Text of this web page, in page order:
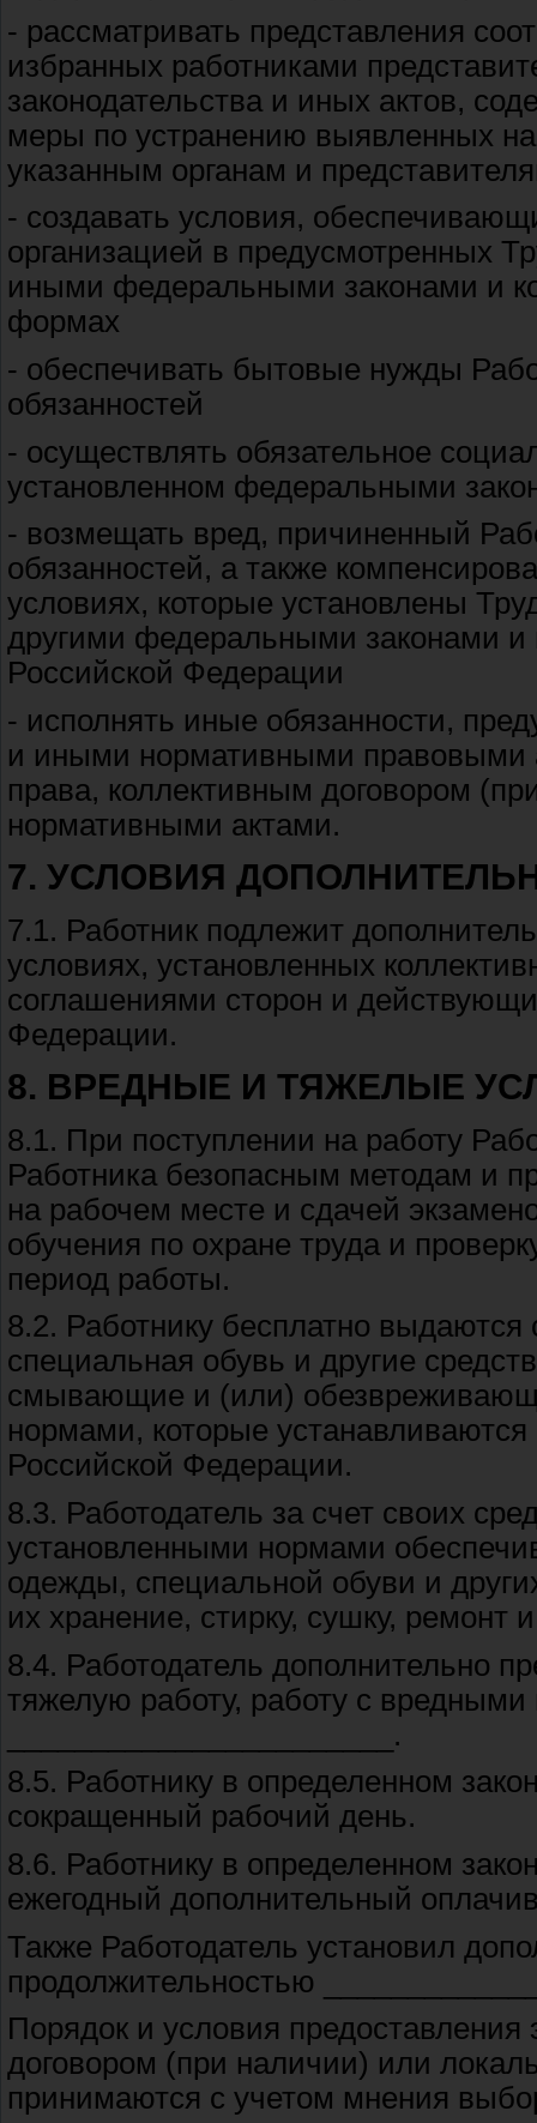
- рассматривать представления
избранных работниками
законодательства и иных актов,
меры по устранению выявленных
указанным органам и
- создавать условия,
организацией в предусмотренных
иными федеральными законами и
формах
- обеспечивать бытовые нужды
обязанностей
- осуществлять обязательное
установленном федеральными
- возмещать вред, причиненный
обязанностей, а также
условиях, которые установлены
другими федеральными законами
Российской Федерации
- исполнять иные обязанности,
и иными нормативными правовыми
права, коллективным договором
нормативными актами.
7. УСЛОВИЯ
7.1. Работник подлежит
условиях, установленных
соглашениями сторон и
Федерации.
8. ВРЕДНЫЕ И ТЯЖЕЛЫЕ
8.1. При поступлении на работу
Работника безопасным методам и
на рабочем месте и сдачей
обучения по охране труда и
период работы.
8.2. Работнику бесплатно
специальная обувь и другие
смывающие и (или)
нормами, которые
Российской Федерации.
8.3. Работодатель за счет своих
установленными нормами
одежды, специальной обуви и
их хранение, стирку, сушку, ремонт
8.4. Работодатель дополнительно
тяжелую работу, работу с
_______________________.
8.5. Работнику в определенном
сокращенный рабочий день.
8.6. Работнику в определенном
ежегодный дополнительный
Также Работодатель установил
продолжительностью
Порядок и условия предоставления
договором (при наличии) или
принимаются с учетом мнения